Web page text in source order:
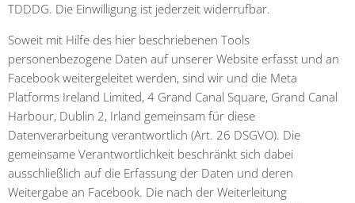
TDDDG. Die Einwilligung ist jederzeit widerrufbar.
Soweit mit Hilfe des hier beschriebenen Tools
personenbezogene Daten auf unserer Website erfasst und an
Facebook weitergeleitet werden, sind wir und die Meta
Platforms Ireland Limited, 4 Grand Canal Square, Grand Canal
Harbour, Dublin 2, Irland gemeinsam für diese
Datenverarbeitung verantwortlich (Art. 26 DSGVO). Die
gemeinsame Verantwortlichkeit beschränkt sich dabei
ausschließlich auf die Erfassung der Daten und deren
Weitergabe an Facebook. Die nach der Weiterleitung